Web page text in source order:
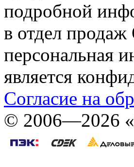
подробной
в отдел
персональная
является
Согласие на
© 2006—2026